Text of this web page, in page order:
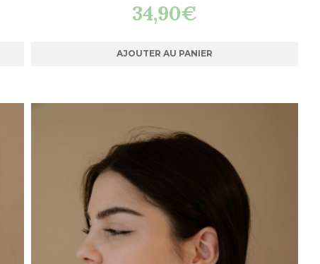
34,90€
AJOUTER AU PANIER